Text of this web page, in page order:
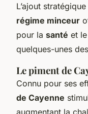
L’ajout stratégique
régime minceur
pour la santé et le
quelques-unes
Le piment de
Connu pour ses
de Cayenne
augmentant la